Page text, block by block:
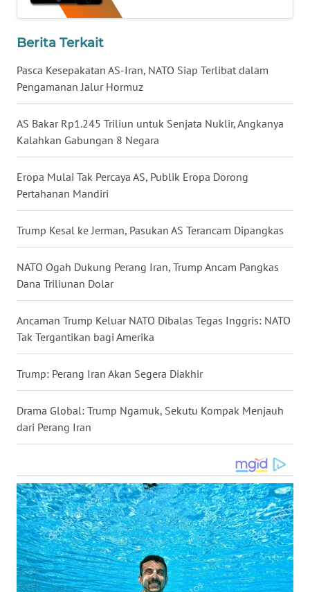
Berita Terkait
Pasca Kesepakatan AS-Iran, NATO Siap Terlibat dalam
Pengamanan Jalur Hormuz
AS Bakar Rp1.245 Triliun untuk Senjata Nuklir, Angkanya
Kalahkan Gabungan 8 Negara
Eropa Mulai Tak Percaya AS, Publik Eropa Dorong
Pertahanan Mandiri
Trump Kesal ke Jerman, Pasukan AS Terancam Dipangkas
NATO Ogah Dukung Perang Iran, Trump Ancam Pangkas
Dana Triliunan Dolar
Ancaman Trump Keluar NATO Dibalas Tegas Inggris: NATO
Tak Tergantikan bagi Amerika
Trump: Perang Iran Akan Segera Diakhir
Drama Global: Trump Ngamuk, Sekutu Kompak Menjauh
dari Perang Iran
WN
BABEL
WN
SUMBAR
WN
SUMSEL
WN
BENGKULU
WN
LAMPUNG
JATENG
WN
NUSANTARA
WN
JOGJA
WN
JATIM
WN
BALI
WN
KALBAR
WN